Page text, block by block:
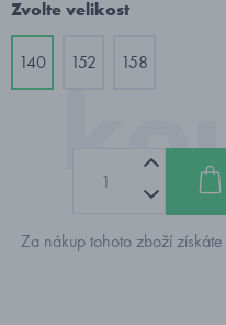
Zvolte velikost
140 152 158
Za nákup tohoto zboží získáte